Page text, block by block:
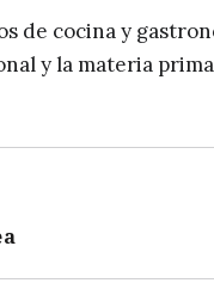
de cocina y
y la materia